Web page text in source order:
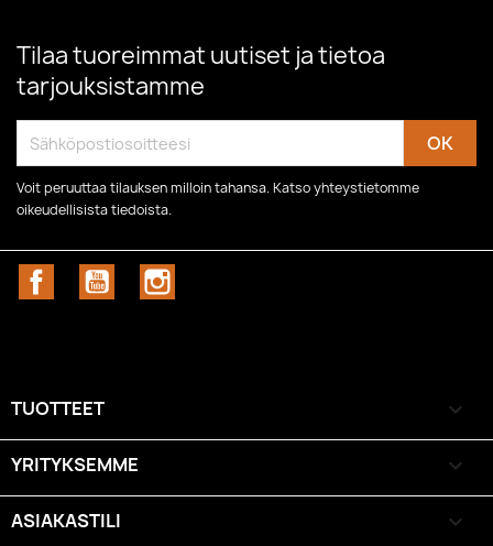
Tilaa tuoreimmat uutiset ja tietoa
tarjouksistamme
Voit peruuttaa tilauksen milloin tahansa. Katso yhteystietomme
oikeudellisista tiedoista.
FacebookYouTube
TUOTTEET 
YRITYKSEMME 
ASIAKASTILI 